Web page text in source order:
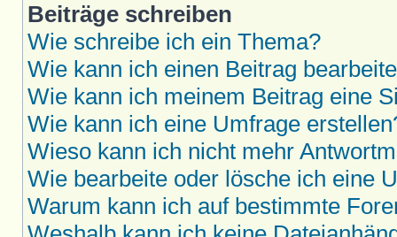
Beiträge schreiben
Wie schreibe ich ein Thema?
Wie kann ich einen Beitrag
Wie kann ich meinem Beitrag eine
Wie kann ich eine Umfrage
Wieso kann ich nicht mehr
Wie bearbeite oder lösche ich eine
Warum kann ich auf bestimmte